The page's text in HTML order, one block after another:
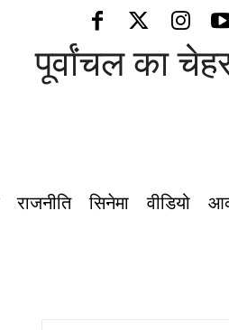
पूर्वांचल का
राजनीति सिनेमा वीडियो